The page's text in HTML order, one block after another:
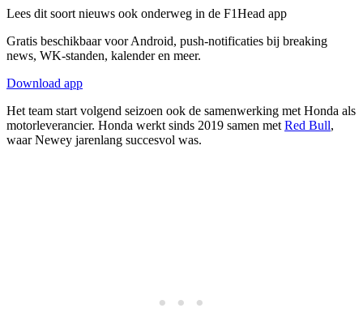
Lees dit soort nieuws ook onderweg in de F1Head app
Gratis beschikbaar voor Android, push-notificaties bij breaking
news, WK-standen, kalender en meer.
Download app
Het team start volgend seizoen ook de samenwerking met Honda als
motorleverancier. Honda werkt sinds 2019 samen met Red Bull,
waar Newey jarenlang succesvol was.